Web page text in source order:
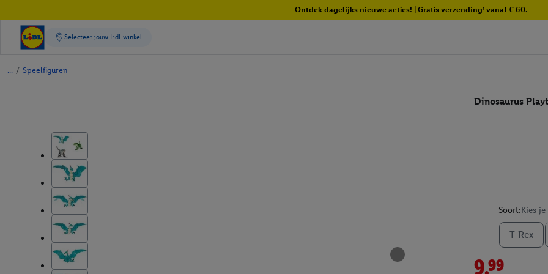
Ontdek dagelijks nieuwe acties! | Gratis verzending¹ vanaf € 60.
/ Speelfiguren
Dinosaurus
Soort:Kies
T-Rex
9.99